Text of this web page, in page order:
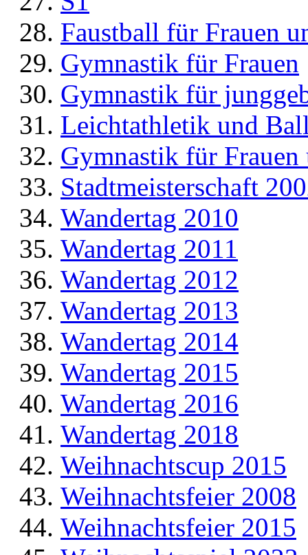
Faustball für Frauen
Gymnastik für Frauen
Gymnastik für
Leichtathletik und
Gymnastik für Frauen
Stadtmeisterschaft
Wandertag 2010
Wandertag 2011
Wandertag 2012
Wandertag 2013
Wandertag 2014
Wandertag 2015
Wandertag 2016
Wandertag 2018
Weihnachtscup 2015
Weihnachtsfeier 2008
Weihnachtsfeier 2015